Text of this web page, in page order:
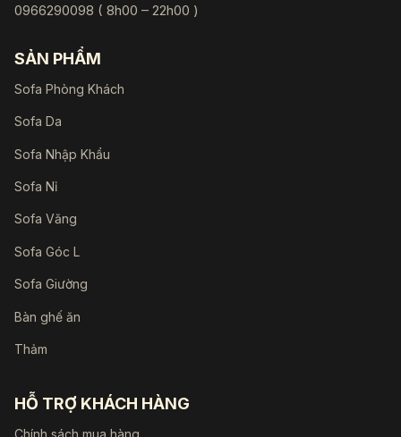
0966290098 ( 8h00 – 22h00 )
SẢN PHẨM
Sofa Phòng Khách
Sofa Da
Sofa Nhập Khẩu
Sofa Nỉ
Sofa Văng
Sofa Góc L
Sofa Giường
Bàn ghế ăn
Thảm
HỖ TRỢ KHÁCH HÀNG